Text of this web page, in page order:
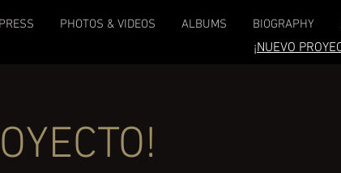
PRESS PHOTOS & VIDEOS ALBUMS BIOGRAPHY
¡NUEVO